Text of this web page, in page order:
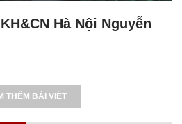
Hà Nội Nguyễn
THÊM BÀI VIẾT